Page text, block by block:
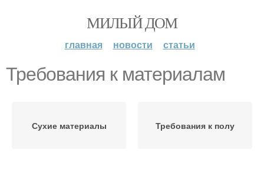
МИЛЫЙ ДОМ
главная новости статьи
Требования к материалам
Сухие материалы Требования к полу